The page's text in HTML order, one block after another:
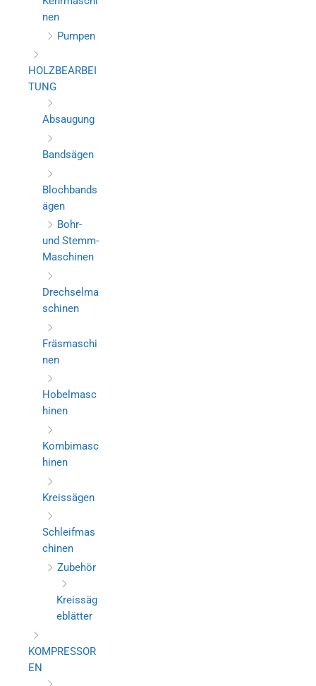
nen
Pumpen
HOLZBEARBEI
TUNG
Absaugung
Bandsägen
Blochbands
ägen
Bohr-
und Stemm-
Maschinen
Drechselma
schinen
Fräsmaschi
nen
Hobelmasc
hinen
Kombimasc
hinen
Kreissägen
Schleifmas
chinen
Zubehör
Kreissäg
eblätter
KOMPRESSOR
EN